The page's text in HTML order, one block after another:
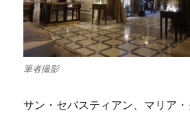
筆者撮影
サン・セバスティアン、マリア・